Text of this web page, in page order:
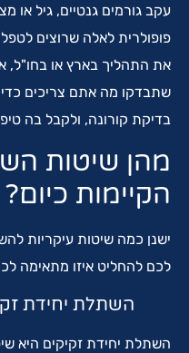
עקב גורמים גנטיים, גיל או
פופולרית לאלה שרוצים
את התהליך בארץ או בחו"ל,
שתבדקו מה אתם צריכים כדי
בדיקת קורונה, ולקבל בה
מהן שיטות
הקיימות כיום?
ישנן כמה שיטות עיקריות
לכם להחליט איזו מתאימה
השתלת יחידת
השתלת יחידת זקיקים היא